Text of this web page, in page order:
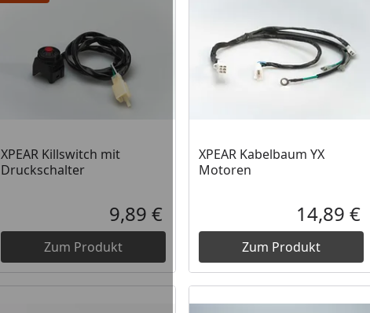
XPEAR Killswitch mit
Druckschalter
Aktueller Preis
9,89 €
Zum Produkt
XPEAR Kabelbaum YX
Motoren
14,89 €
Zum Produkt